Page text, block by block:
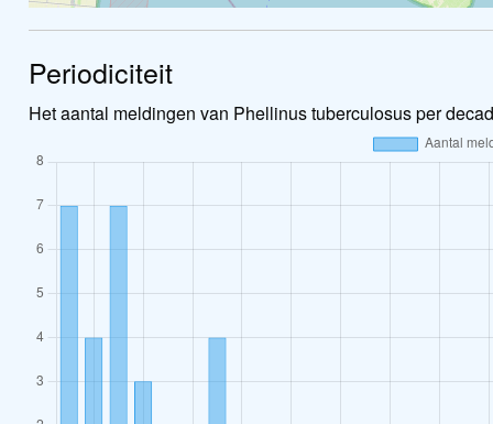
Periodiciteit
Het aantal meldingen van Phellinus tuberculosus per